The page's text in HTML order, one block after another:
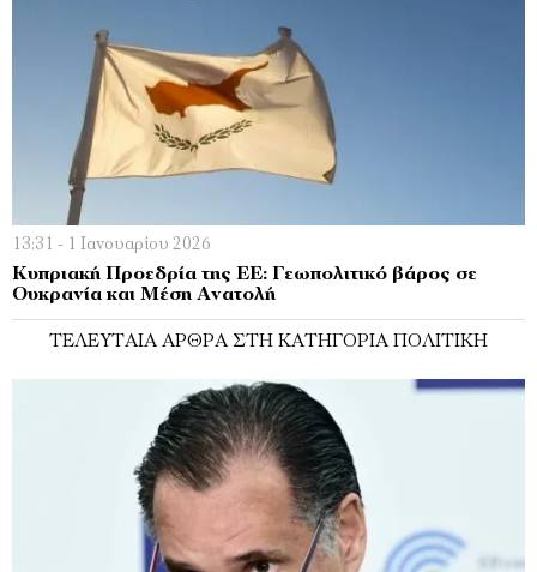
13:31 - 1 Ιανουαρίου 2026
Κυπριακή Προεδρία της ΕΕ: Γεωπολιτικό βάρος σε
Ουκρανία και Μέση Ανατολή
ΤΕΛΕΥΤΑΊΑ ΆΡΘΡΑ ΣΤΗ ΚΑΤΗΓΟΡΊΑ ΠΟΛΙΤΙΚΉ